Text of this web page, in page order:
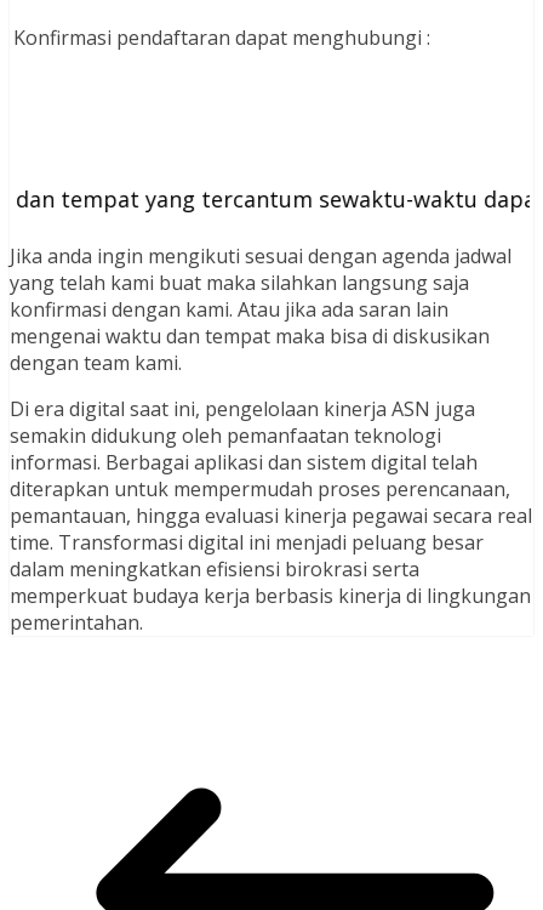
Konfirmasi pendaftaran dapat menghubungi :
tempat yang tercantum sewaktu-waktu dapat
Jika anda ingin mengikuti sesuai dengan agenda jadwal
yang telah kami buat maka silahkan langsung saja
konfirmasi dengan kami. Atau jika ada saran lain
mengenai waktu dan tempat maka bisa di diskusikan
dengan team kami.
Di era digital saat ini, pengelolaan kinerja ASN juga
semakin didukung oleh pemanfaatan teknologi
informasi. Berbagai aplikasi dan sistem digital telah
diterapkan untuk mempermudah proses perencanaan,
pemantauan, hingga evaluasi kinerja pegawai secara real
time. Transformasi digital ini menjadi peluang besar
dalam meningkatkan efisiensi birokrasi serta
memperkuat budaya kerja berbasis kinerja di lingkungan
pemerintahan.